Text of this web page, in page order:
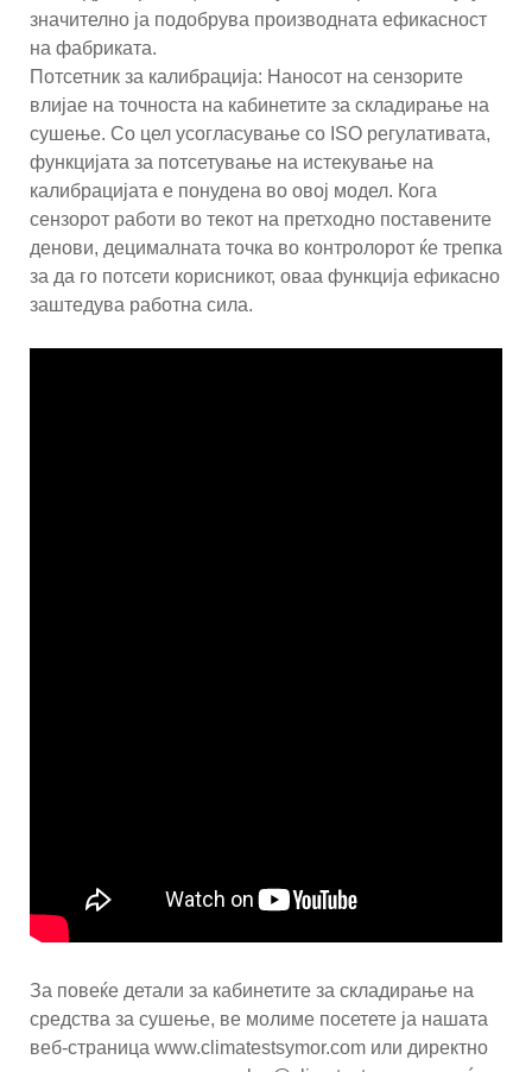
значително ја подобрува производната ефикасност
на фабриката.
Потсетник за калибрација: Наносот на сензорите
влијае на точноста на кабинетите за складирање на
сушење. Со цел усогласување со ISO регулативата,
функцијата за потсетување на истекување на
калибрацијата е понудена во овој модел. Кога
сензорот работи во текот на претходно поставените
денови, децималната точка во контролорот ќе трепка
за да го потсети корисникот, оваа функција ефикасно
заштедува работна сила.
За повеќе детали за кабинетите за складирање на
средства за сушење, ве молиме посетете ја нашата
веб-страница www.climatestsymor.com или директно